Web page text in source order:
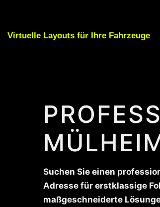
Virtuelle Layouts für Ihre Fahrzeuge
Suchen Sie einen
Adresse für erstklassige
maßgeschneiderte